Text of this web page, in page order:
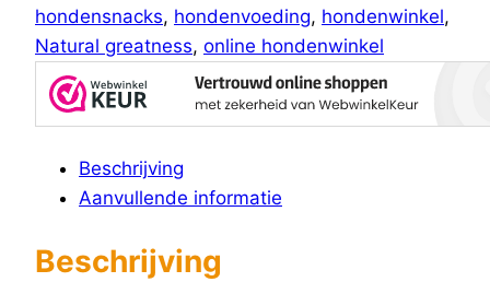
hondensnacks, hondenvoeding, hondenwinkel,
Natural greatness, online hondenwinkel
Beschrijving
Aanvullende informatie
Beschrijving